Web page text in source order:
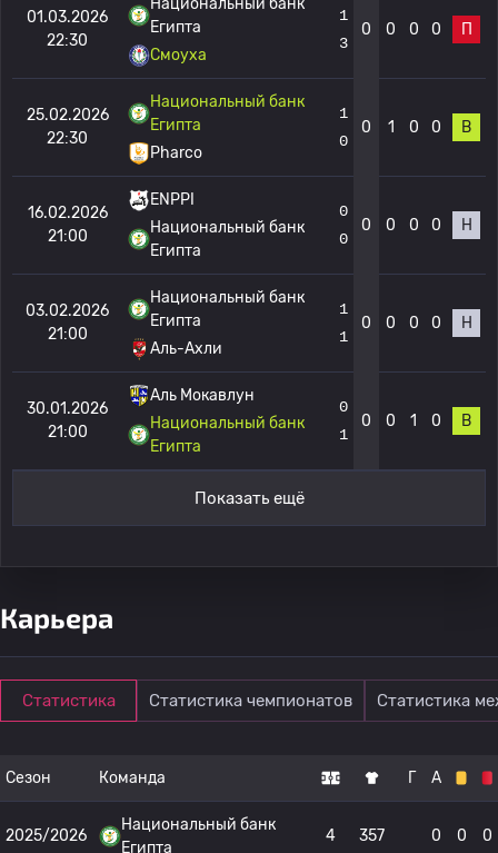
01.03.2026
22:30
Национальный банк
Египта
Смоуха
1
3
0 0 0 0 П
25.02.2026
22:30
Национальный банк
Египта
Pharco
1
0
0 1 0 0 В
16.02.2026
21:00
ENPPI
Национальный банк
Египта
0
0
0 0 0 0 Н
03.02.2026
21:00
Национальный банк
Египта
Аль-Ахли
1
1
0 0 0 0 Н
30.01.2026
21:00
Аль Мокавлун
Национальный банк
Египта
0
1
0 0 1 0 В
Показать ещё
Карьера
Статистика Статистика чемпионатов Статистика
Сезон Команда Г А
2025/2026
Национальный банк
Египта
4 357 0 0 0